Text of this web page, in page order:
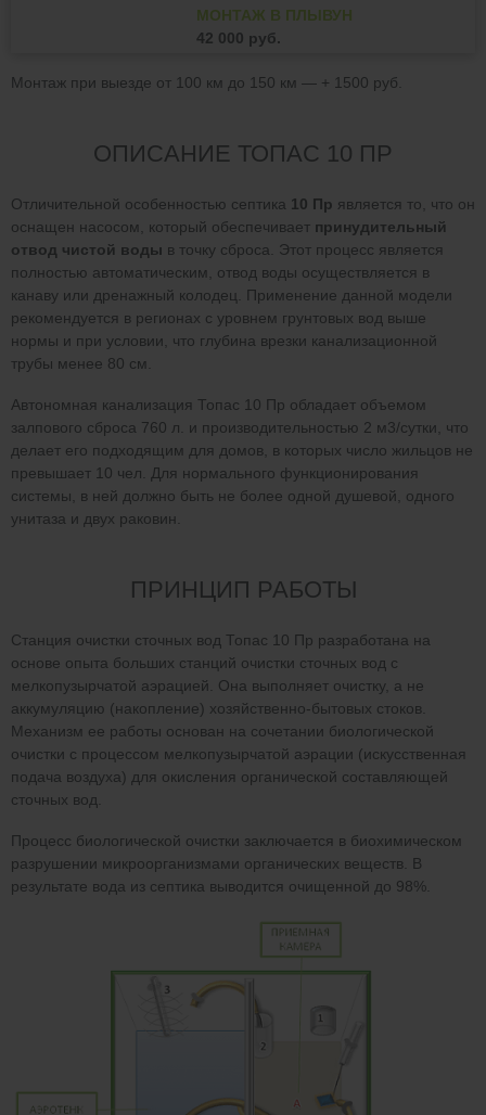
МОНТАЖ В ПЛЫВУН
42 000 руб.
Монтаж при выезде от 100 км до 150 км — + 1500 руб.
ОПИСАНИЕ ТОПАС 10 ПР
Отличительной особенностью септика 10 Пр является то, что он
оснащен насосом, который обеспечивает принудительный
отвод чистой воды в точку сброса. Этот процесс является
полностью автоматическим, отвод воды осуществляется в
канаву или дренажный колодец. Применение данной модели
рекомендуется в регионах с уровнем грунтовых вод выше
нормы и при условии, что глубина врезки канализационной
трубы менее 80 см.
Автономная канализация Топас 10 Пр обладает объемом
залпового сброса 760 л. и производительностью 2 м3/сутки, что
делает его подходящим для домов, в которых число жильцов не
превышает 10 чел. Для нормального функционирования
системы, в ней должно быть не более одной душевой, одного
унитаза и двух раковин.
ПРИНЦИП РАБОТЫ
Станция очистки сточных вод Топас 10 Пр разработана на
основе опыта больших станций очистки сточных вод с
мелкопузырчатой аэрацией. Она выполняет очистку, а не
аккумуляцию (накопление) хозяйственно-бытовых стоков.
Механизм ее работы основан на сочетании биологической
очистки с процессом мелкопузырчатой аэрации (искусственная
подача воздуха) для окисления органической составляющей
сточных вод.
Процесс биологической очистки заключается в биохимическом
разрушении микроорганизмами органических веществ. В
результате вода из септика выводится очищенной до 98%.